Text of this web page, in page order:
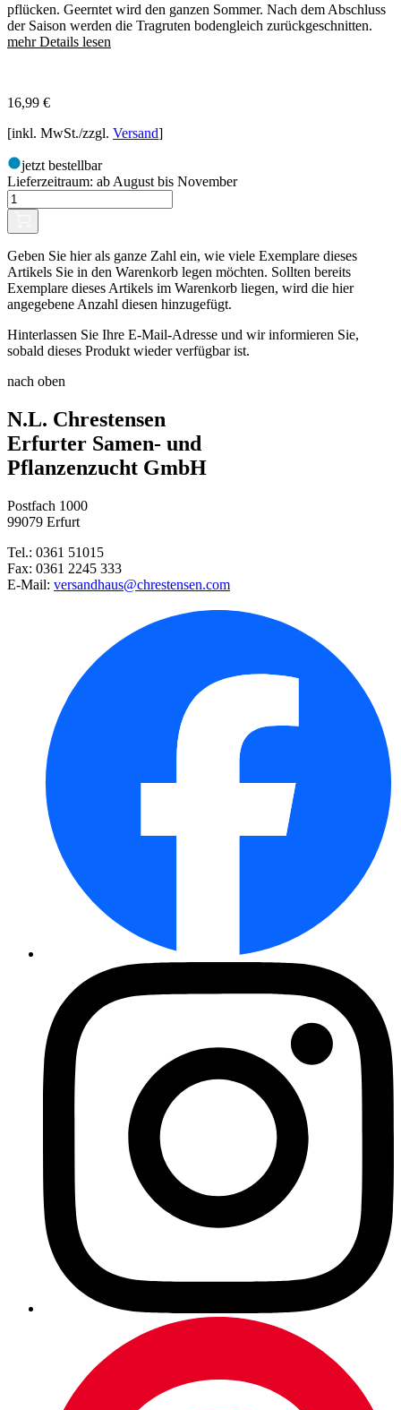
pflücken. Geerntet wird den ganzen Sommer. Nach dem Abschluss
der Saison werden die Tragruten bodengleich zurückgeschnitten.
mehr Details lesen
16,99 €
[inkl. MwSt./zzgl. Versand]
jetzt bestellbar
Lieferzeitraum: ab August bis November
Geben Sie hier als ganze Zahl ein, wie viele Exemplare dieses
Artikels Sie in den Warenkorb legen möchten. Sollten bereits
Exemplare dieses Artikels im Warenkorb liegen, wird die hier
angegebene Anzahl diesen hinzugefügt.
Hinterlassen Sie Ihre E-Mail-Adresse und wir informieren Sie,
sobald dieses Produkt wieder verfügbar ist.
nach oben
N.L. Chrestensen
Erfurter Samen- und
Pflanzenzucht GmbH
Postfach 1000
99079 Erfurt
Tel.: 0361 51015
Fax: 0361 2245 333
E-Mail: versandhaus@chrestensen.com